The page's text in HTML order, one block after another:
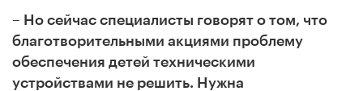
– Но сейчас специалисты говорят о том, что
благотворительными акциями проблему
обеспечения детей техническими
устройствами не решить. Нужна